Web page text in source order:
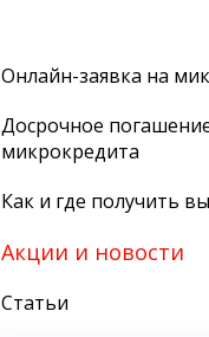
Онлайн-заявка на
Досрочное
микрокредита
Как и где получить
Акции и новости
Статьи